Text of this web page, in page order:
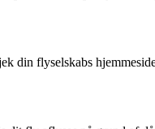
din flyselskabs